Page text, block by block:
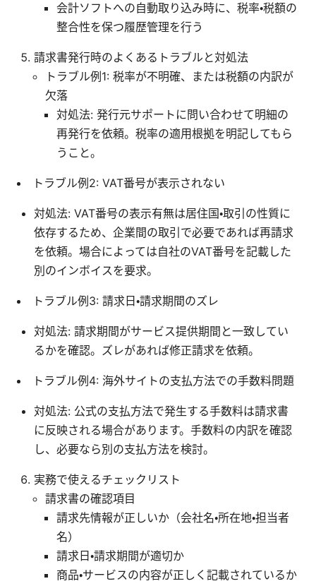
会計ソフトへの自動取り込み時に、税率・税額の
整合性を保つ履歴管理を行う
請求書発行時のよくあるトラブルと対処法
トラブル例1: 税率が不明確、または税額の内訳が
欠落
対処法: 発行元サポートに問い合わせて明細の
再発行を依頼。税率の適用根拠を明記してもら
うこと。
トラブル例2: VAT番号が表示されない
対処法: VAT番号の表示有無は居住国・取引の性質に
依存するため、企業間の取引で必要であれば再請求
を依頼。場合によっては自社のVAT番号を記載した
別のインボイスを要求。
トラブル例3: 請求日・請求期間のズレ
対処法: 請求期間がサービス提供期間と一致してい
るかを確認。ズレがあれば修正請求を依頼。
トラブル例4: 海外サイトの支払方法での手数料問題
対処法: 公式の支払方法で発生する手数料は請求書
に反映される場合があります。手数料の内訳を確認
し、必要なら別の支払方法を検討。
実務で使えるチェックリスト
請求書の確認項目
請求先情報が正しいか（会社名・所在地・担当者
名）
請求日・請求期間が適切か
商品・サービスの内容が正しく記載されているか